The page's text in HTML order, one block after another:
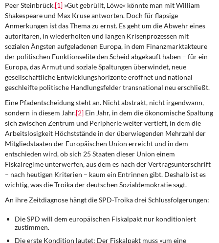
Peer Steinbrück.[1] »Gut gebrüllt, Löwe« könnte man mit William
Shakespeare und Max Kruse antworten. Doch für flapsige
Anmerkungen ist das Thema zu ernst. Es geht um die Abwehr eines
autoritären, in wiederholten und langen Krisenprozessen mit
sozialen Ängsten aufgeladenen Europa, in dem Finanzmarktakteure
der politischen Funktionselite den Scheid abgekauft haben – für ein
Europa, das Armut und soziale Spaltungen überwindet, neue
gesellschaftliche Entwicklungshorizonte eröffnet und national
geschleifte politische Handlungsfelder transnational neu erschließt.
Eine Pfadentscheidung steht an. Nicht abstrakt, nicht irgendwann,
sondern in diesem Jahr.[2] Ein Jahr, in dem die ökonomische Spaltung
sich zwischen Zentrum und Peripherie weiter vertieft, in dem die
Arbeitslosigkeit Höchststände in der überwiegenden Mehrzahl der
Mitgliedstaaten der Europäischen Union erreicht und in dem
entschieden wird, ob sich 25 Staaten dieser Union einem
Fiskalregime unterwerfen, aus dem es nach der Vertragsunterschrift
– nach heutigen Kriterien – kaum ein Entrinnen gibt. Deshalb ist es
wichtig, was die Troika der deutschen Sozialdemokratie sagt.
An ihre Zeitdiagnose hängt die SPD-Troikadrei Schlussfolgerungen:
Die SPD will dem europäischen Fiskalpakt nur konditioniert
zustimmen.
Die erste Kondition lautet: Der Fiskalpakt muss »um eine